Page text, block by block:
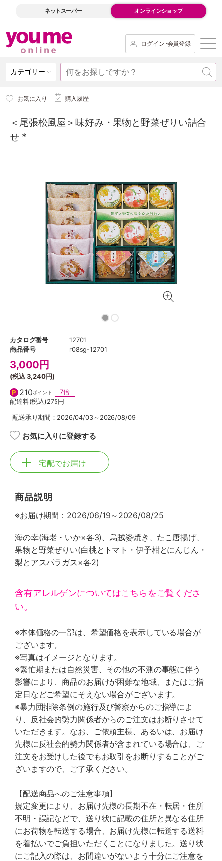
ネットスーパー オンラインショップ
ログイン･会員登録
カテゴリー
お気に入り 購入履歴
＜尾張松風屋＞味好み・果物と野菜ぜりい詰合
せ *
カタログ番号
12701
商品番号
r08sg-12701
3,000 円
(税込3,240円)
210ポイント
7倍
配達料(税込)275円
配送承り期間：2026/04/03～2026/08/09
お気に入りに登録する
宅配でお届け
商品説明
※お届け期間：2026/06/19～2026/08/25
海の幸(海老・いか×各3)、烏賊姿焼き、たこ唐揚げ、
果物と野菜ぜりい(白桃とトマト・伊予柑とにんじん・
梨とアスパラガス×各2)
含有アレルゲンについてはこちらをご覧くださ
い。
※本体価格の一部は、希望価格を表示している場合が
ございます。
※写真はイメージとなります。
※繁忙期または自然災害、その他の不測の事態に伴う
影響により、商品のお届けが困難な地域、またはご指
定日などご希望にそえない場合がございます。
※暴力団排除条例の施行及び警察からのご指導によ
り、反社会的勢力関係者からのご注文はお断りさせて
いただきます。なお、ご依頼主様、あるいは、お届け
先様に反社会的勢力関係者が含まれている場合は、ご
注文をお受けした後でもお取引をお断りすることがご
ざいますので、ご了承ください。
【配送商品へのご注意事項】
規定変更により、お届け先様の長期不在・転居・住所
不明・誤記などで、送り状に記載の住所と異なる住所
にお荷物を転送する場合、お届け先様に転送する送料
を着払いでご負担いただくことになりました。送り状
にご記入の際は、お間違いがないよう十分にご注意を